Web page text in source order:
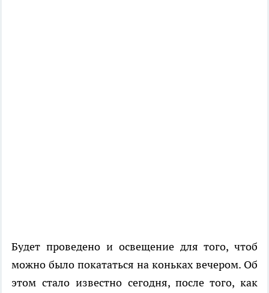
Будет проведено и освещение для того, чтоб
можно было покататься на коньках вечером. Об
этом стало известно сегодня, после того, как